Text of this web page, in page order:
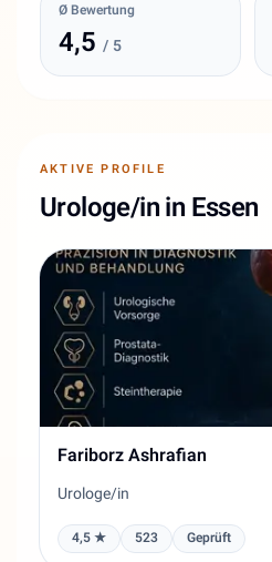
Ø Bewertung
4,5 / 5
AKTIVE PROFILE
Urologe/in in Essen
Fariborz Ashrafian
Urologe/in
4,5 ★ 523 Geprüft